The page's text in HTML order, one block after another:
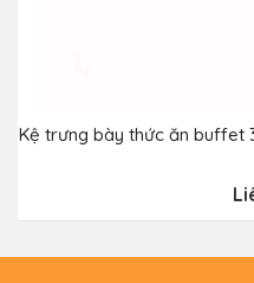
Kệ trưng bày thức ăn buffet